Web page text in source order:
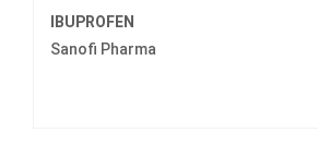
IBUPROFEN
Sanofi Pharma